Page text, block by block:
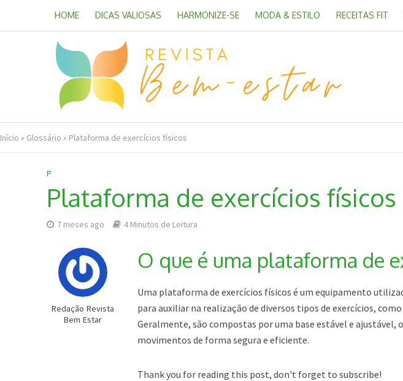
HOME DICAS VALIOSAS HARMONIZE-SE MODA & ESTILO RECEITAS FIT
Início » Glossário » Plataforma de exercícios físicos
P
Plataforma de exercícios físicos
7 meses ago 4 Minutos de Leitura
Redação Revista
Bem Estar
O que é uma plataforma de
Uma plataforma de exercícios físicos é um equipamento
para auxiliar na realização de diversos tipos de exercícios,
Geralmente, são compostas por uma base estável e ajustável,
movimentos de forma segura e eficiente.
Thank you for reading this post, don't forget to subscribe!